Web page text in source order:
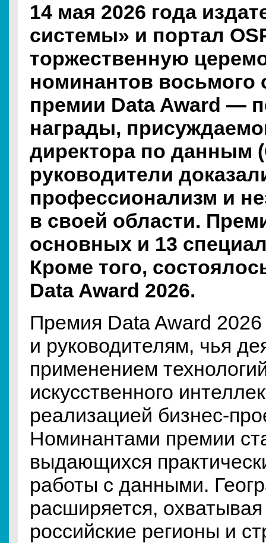
14 мая 2026 года
системы» и портал
торжественную
номинантов восьмого
премии Data Award —
награды,
директора по данным
руководители
профессионализм и
в своей области.
основных и 13
Кроме того,
Data Award 2026.
Премия Data Award
и руководителям, чья
применением
искусственного
реализацией бизнес-
Номинантами премии
выдающихся
работы с данными.
расширяется,
российские регионы и